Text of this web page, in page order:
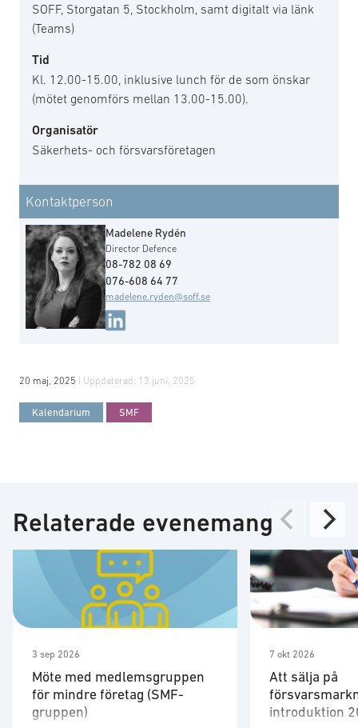
SOFF, Storgatan 5, Stockholm, samt digitalt via länk
(Teams)
Tid
Kl. 12.00-15.00, inklusive lunch för de som önskar
(mötet genomförs mellan 13.00-15.00).
Organisatör
Säkerhets- och försvarsföretagen
Kontaktperson
Madelene Rydén
Director Defence
08-782 08 69
076-608 64 77
madelene.ryden@soff.se
20 maj, 2025 | Uppdaterad: 13 juni, 2025
Kalendarium SMF
Relaterade evenemang
3 sep 2026
Möte med medlemsgruppen
för mindre företag (SMF-
gruppen)
7 okt 2026
Att sälja på
introduktion